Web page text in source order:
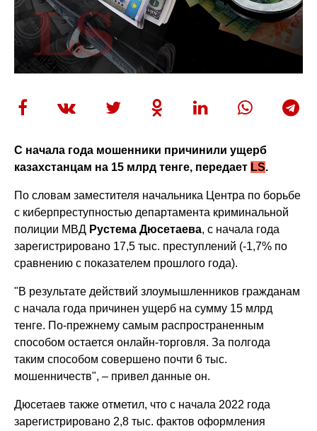
С начала года мошенники причинили ущерб
казахстанцам на 15 млрд тенге, передает LS.
По словам заместителя начальника Центра по борьбе
с киберпреступностью департамента криминальной
полиции МВД Рустема Дюсетаева, с начала года
зарегистрировано 17,5 тыс. преступлений (-1,7% по
сравнению с показателем прошлого года).
"В результате действий злоумышленников гражданам
с начала года причинен ущерб на сумму 15 млрд
тенге. По-прежнему самым распространенным
способом остается онлайн-торговля. За полгода
таким способом совершено почти 6 тыс.
мошенничеств", – привел данные он.
Дюсетаев также отметил, что с начала 2022 года
зарегистрировано 2,8 тыс. фактов оформления